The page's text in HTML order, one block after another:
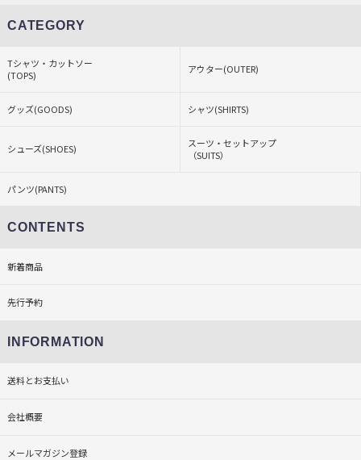
CATEGORY
Tシャツ・カットソー
(TOPS)
アウター(OUTER)
グッズ(GOODS) シャツ(SHIRTS)
シューズ(SHOES)
スーツ・セットアップ
（SUITS）
パンツ(PANTS)
CONTENTS
新着商品
先行予約
INFORMATION
送料とお支払い
会社概要
メールマガジン登録